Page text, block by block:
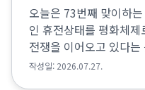
오늘은 73번째 맞이하
인 휴전상태를 평화체
전쟁을 이어오고 있다
쟁에 휘말렸던 남과 북
작성일: 2026.07.27.